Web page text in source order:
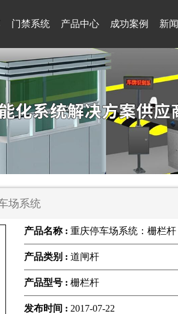
门禁系统 产品中心 成功案例 新
场系统
产品名称 :重庆停车场系统：栅栏杆
产品类别 :道闸杆
产品型号 :栅栏杆
发布时间 : 2017-07-22